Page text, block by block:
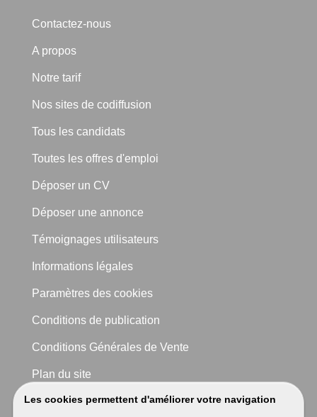
Les cookies permettent d'améliorer votre navigation
Contactez-nous
A propos
Notre tarif
Nos sites de codiffusion
Tous les candidats
Toutes les offres d'emploi
Déposer un CV
Déposer une annonce
Témoignages utilisateurs
Informations légales
Paramètres des cookies
Conditions de publication
Conditions Générales de Vente
Plan du site